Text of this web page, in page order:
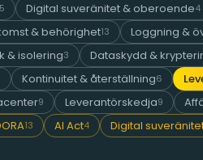
5 Digital suveränitet & oberoende4
& behörighet13 Loggning &
& isolering3 Dataskydd &
Kontinuitet & återställning6
9 Leverantörskedja9
13 AI Act4 Digital